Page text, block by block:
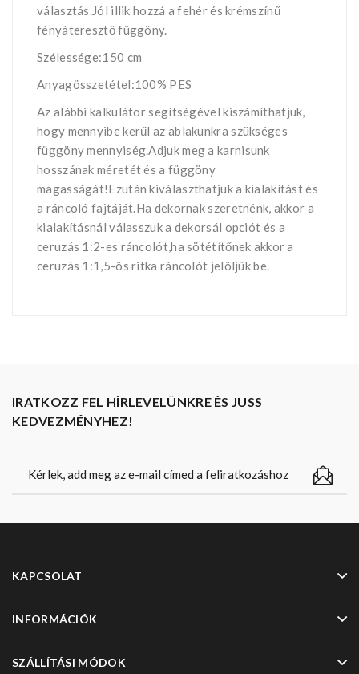
választás.Jól illik hozzá a fehér és krémszínű
fényáteresztő függöny.
Szélessége:150 cm
Anyagösszetétel:100% PES
Az alábbi kalkulátor segítségével kiszámíthatjuk,
hogy mennyibe kerűl az ablakunkra szükséges
függöny mennyiség.Adjuk meg a karnisunk
hosszának méretét és a függöny
magasságát!Ezután kiválaszthatjuk a kialakítást és
a ráncoló fajtáját.Ha dekornak szeretnénk, akkor a
kialakításnál válasszuk a dekorsál opciót és a
ceruzás 1:2-es ráncolót,ha sötétítőnek akkor a
ceruzás 1:1,5-ös ritka ráncolót jelöljük be.
IRATKOZZ FEL HÍRLEVELÜNKRE ÉS JUSS
KEDVEZMÉNYHEZ!
KAPCSOLAT
INFORMÁCIÓK
SZÁLLÍTÁSI MÓDOK